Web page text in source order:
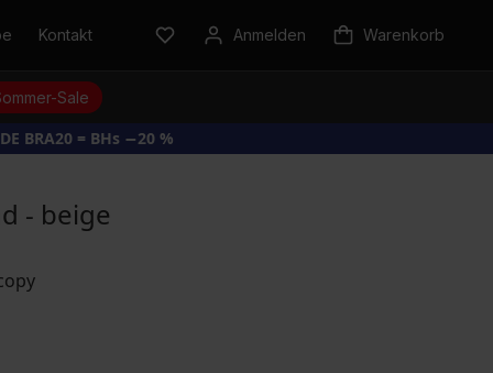
Kontakt Anmelden Warenkorb
Sale
BRA20 = BHs −20 %
- beige